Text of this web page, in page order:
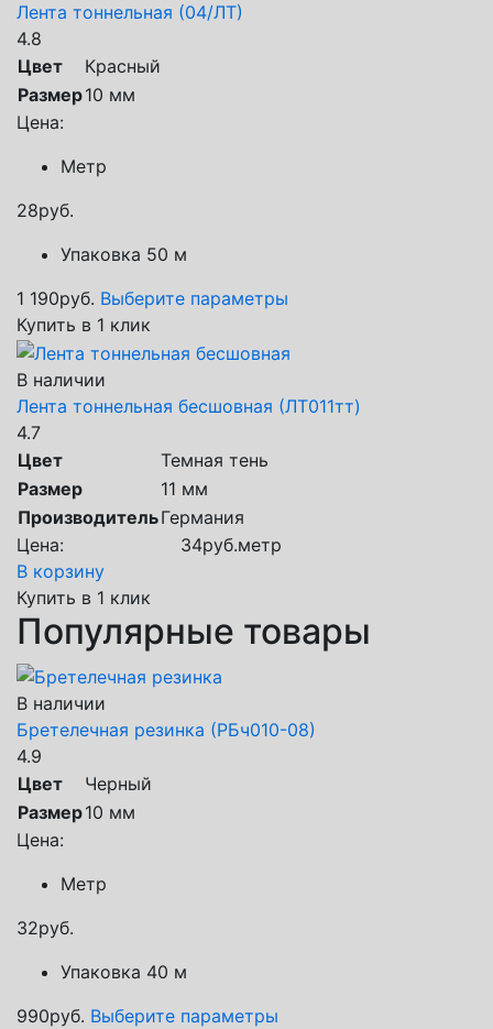
Лента тоннельная (04/ЛТ)
4.8
Цвет
Красный
Размер10 мм
Цена:
Метр
28руб.
Упаковка 50 м
1 190руб. Выберите параметры
Купить в 1 клик
В наличии
Лента тоннельная бесшовная (ЛТ011тт)
4.7
Цвет
Темная тень
Размер
11 мм
ПроизводительГермания
Цена:
34руб.метр
В корзину
Купить в 1 клик
Популярные товары
В наличии
Бретелечная резинка (РБч010-08)
4.9
Цвет
Черный
Размер10 мм
Цена:
Метр
32руб.
Упаковка 40 м
990руб. Выберите параметры